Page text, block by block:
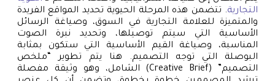
التجارية. تتضمن هذه المرحلة الحيوية تحديد المواقع الفريدة
والمتميزة للعلامة التجارية في السوق، وصياغة الرسائل
الأساسية التي سيتم توصيلها، وتحديد نبرة الصوت
المناسبة، وصياغة القيم الأساسية التي ستكون بمثابة
البوصلة التي توجه التصميم. هنا يتم تطوير “ملخص
التصميم” (Creative Brief) الشامل، وهو وثيقة مفصلة